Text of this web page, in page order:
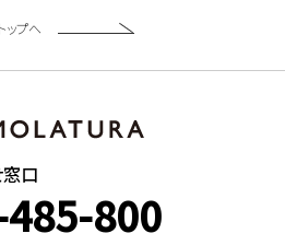
ップへ
口
800